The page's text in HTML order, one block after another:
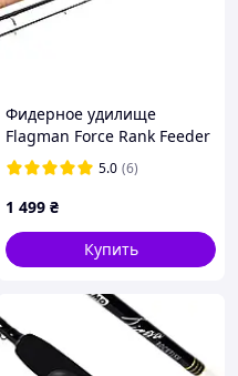
Фидерное удилище
Flagman Force Rank Feeder
3.6м 180г
5.0 (6)
1 499 ₴
Купить